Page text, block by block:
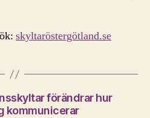
skyltaröstergötland.se
förändrar hur
kommunicerar